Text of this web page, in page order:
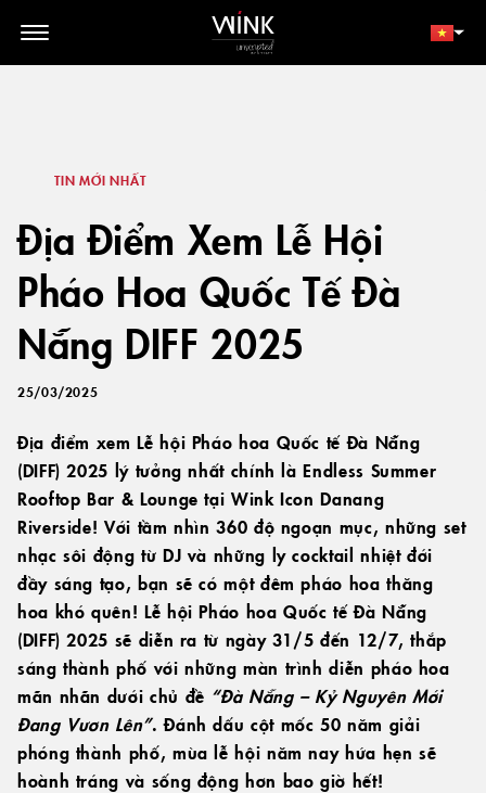
// toolbar-mobile position-fixed bottom-0 left-0 z-30 w-full
d-block d-lg-none
TIN MỚI NHẤT
Địa Điểm Xem Lễ Hội
Pháo Hoa Quốc Tế Đà
Nẵng DIFF 2025
25/03/2025
Địa điểm xem Lễ hội Pháo hoa Quốc tế Đà Nẵng
(DIFF) 2025 lý tưởng nhất chính là Endless Summer
Rooftop Bar & Lounge tại Wink Icon Danang
Riverside! Với tầm nhìn 360 độ ngoạn mục, những set
nhạc sôi động từ DJ và những ly cocktail nhiệt đới
đầy sáng tạo, bạn sẽ có một đêm pháo hoa thăng
hoa khó quên! Lễ hội Pháo hoa Quốc tế Đà Nẵng
(DIFF) 2025 sẽ diễn ra từ ngày 31/5 đến 12/7, thắp
sáng thành phố với những màn trình diễn pháo hoa
mãn nhãn dưới chủ đề “Đà Nẵng – Kỷ Nguyên Mới
Đang Vươn Lên”. Đánh dấu cột mốc 50 năm giải
phóng thành phố, mùa lễ hội năm nay hứa hẹn sẽ
hoành tráng và sống động hơn bao giờ hết!